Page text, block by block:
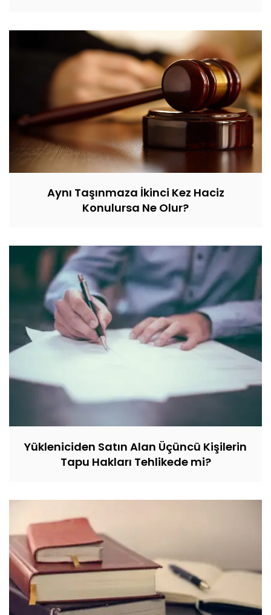
Aynı Taşınmaza İkinci Kez Haciz
Konulursa Ne Olur?
Yükleniciden Satın Alan Üçüncü Kişilerin
Tapu Hakları Tehlikede mi?